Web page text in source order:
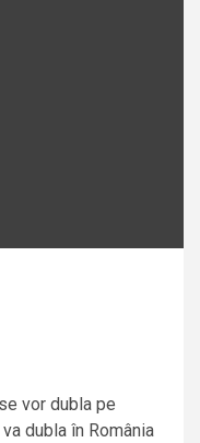
vor dubla pe
dubla în România